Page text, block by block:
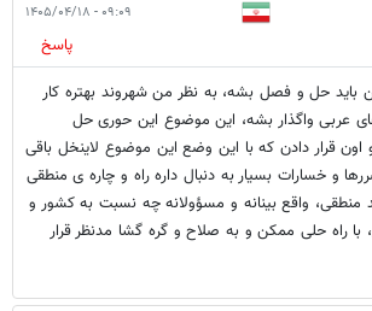
۰۹:۰۹ - ۱۴۰۵/۰۴/۱۸
پاسخ
باید حل و فصل بشه، به نظر من شهروند بهتره کار
عربی واگذار بشه، این موضوع این حوری حل
اون قرار دادن که با این وضع این موضوع لاینخل باقی
و خسارات بسیار به دنبال داره راه و چاره ی منطقی
واقع بینانه و مسؤولانه چه نسبت به کشور و
راه حلی ممکن و به صلاح و گره گشا مدنظر قرار